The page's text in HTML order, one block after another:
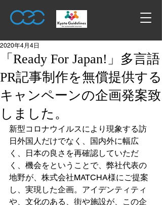
「Ready For Japan!」多言語
PR記事制作を無償提供する
キャンペーンの企画発案致
しました。
2020年4月4日
新型コロナウイルスにより現象する訪
日外国人だけでなく、国内外に幅広
く、日本の良さを再確認していただ
く、機会をということで、弊社代表の
地野が、株式会社MATCHA様にご提案
し、実現した企画。アイデンティティ
や、文化のある、街や施設が、この企